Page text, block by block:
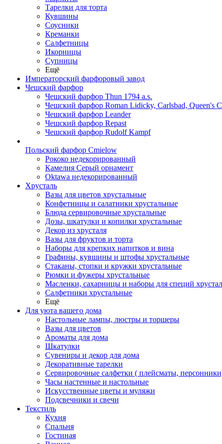
Тарелки для торта
Кувшины
Соусники
Креманки
Салфетницы
Икорницы
Супницы
Ещё
Императорский фарфоровый завод
Чешский фарфор
Чешский фарфор Thun 1794 a.s.
Чешский фарфор Roman Lidicky, Carlsbad, Queen's
Чешский фарфор Leander
Чешский фарфор Repast
Чешский фарфор Rudolf Kampf
Польский фарфор Сmielow
Рококо недекорированный
Камелия Серый орнамент
Oktawa недекорированный
Хрусталь
Вазы для цветов хрустальные
Конфетницы и салатники хрустальные
Блюда сервировочные хрустальные
Дозы, шкатулки и копилки хрустальные
Декор из хрусталя
Вазы для фруктов и торта
Наборы для крепких напитков и вина
Графины, кувшины и штофы хрустальные
Стаканы, стопки и кружки хрустальные
Рюмки и фужеры хрустальные
Масленки, сахарницы и наборы для специй
Салфетники хрустальные
Ещё
Для уюта вашего дома
Настольные лампы, люстры и торшеры
Вазы для цветов
Ароматы для дома
Шкатулки
Сувениры и декор для дома
Декоративные тарелки
Сервировочные салфетки ( плейсматы,
Часы настенные и настольные
Искусственные цветы и муляжи
Подсвечники и свечи
Текстиль
Кухня
Спальня
Гостиная